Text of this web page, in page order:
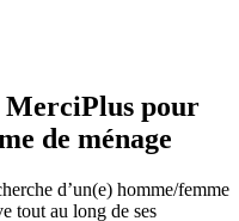
MerciPlus pour
de ménage
d’un(e) homme/femme
tout au long de ses